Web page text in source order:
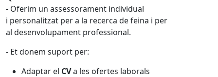
- Oferim un assessorament individual
i personalitzat per a la recerca de feina i per
al desenvolupament professional.
- Et donem suport per:
Adaptar el CVa les ofertes laborals